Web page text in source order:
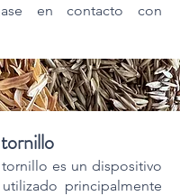
en contacto con
es un dispositivo
principalmente